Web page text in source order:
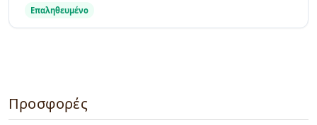
Επαληθευμένο
Προσφορές